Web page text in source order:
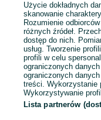
Popularne wyszukiwania
Użycie dokładnych
skanowanie
Rozumienie
różnych źródeł.
dostęp do nich.
usług. Tworzenie
profili w celu
ograniczonych
ograniczonych
treści. Wykorzystanie
Wykorzystywanie
Lista partnerów